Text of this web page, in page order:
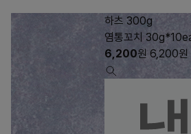
하츠 300g
염통꼬치
6,200원 6,200원